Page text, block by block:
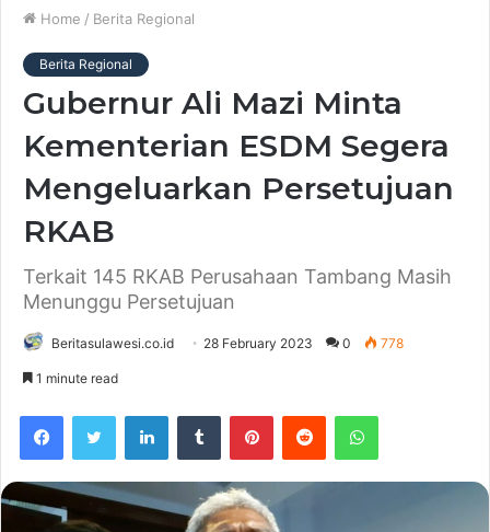
Home / Berita Regional
Berita Regional
Gubernur Ali Mazi Minta
Kementerian ESDM Segera
Mengeluarkan Persetujuan
RKAB
Terkait 145 RKAB Perusahaan Tambang Masih
Menunggu Persetujuan
Beritasulawesi.co.id 28 February 2023 0 778
1 minute read